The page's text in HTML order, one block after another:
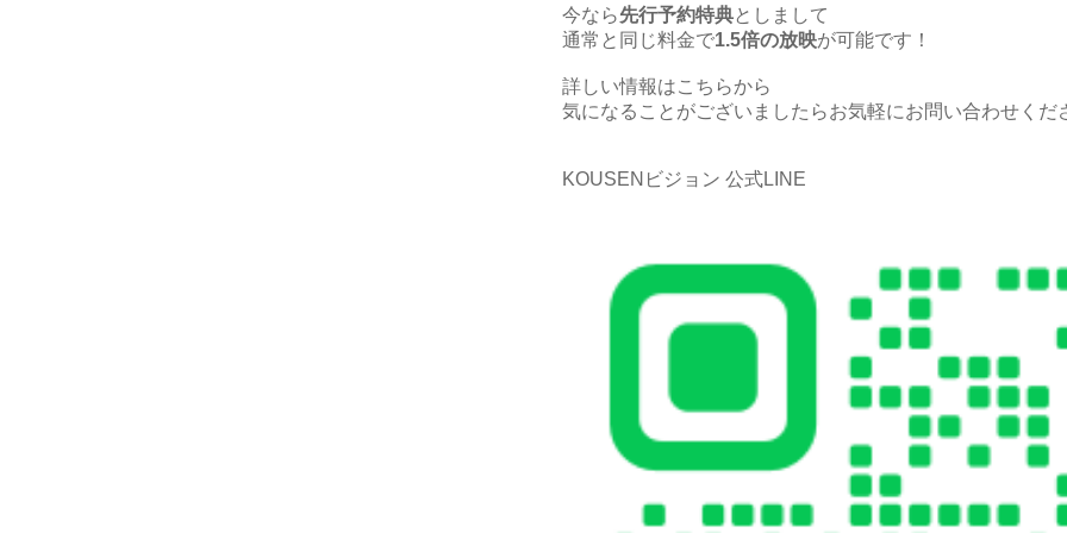
今なら先行予約特典としまして
通常と同じ料金で1.5倍の放映が可能です！
詳しい情報はこちらから
気になることがございましたらお気軽にお問い合わせくだ
KOUSENビジョン 公式LINE